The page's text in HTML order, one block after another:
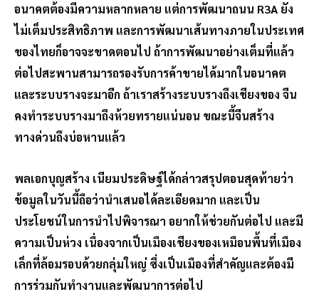
อนาคตต้องมีความหลากหลาย แต่การพัฒนาถนน R3A ยัง
ไม่เต็มประสิทธิภาพ และการพัฒนาเส้นทางภายในประเทศ
ของไทยก็อาจจะขาดตอนไป ถ้าการพัฒนาอย่างเต็มที่แล้ว
ต่อไปสะพานสามารถรองรับการค้าขายได้มากในอนาคต
และระบบรางจะมาอีก ถ้าเราสร้างระบบรางถึงเชียงของ จีน
คงทำระบบรางมาถึงห้วยทรายแน่นอน ขณะนี้จีนสร้าง
ทางด่วนถึงบ่อหานแล้ว
พลเอกบุญสร้าง เนียมประดิษฐ์ได้กล่าวสรุปตอนสุดท้ายว่า
ข้อมูลในวันนี้ถือว่านำเสนอได้ละเอียดมาก และเป็น
ประโยชน์ในการนำไปพิจารณา อยากให้ช่วยกันต่อไป และมี
ความเป็นห่วง เนื่องจากเป็นเมืองเชียงของเหมือนพื้นที่เมือง
เล็กที่ล้อมรอบด้วยกลุ่มใหญ่ ซึ่งเป็นเมืองที่สำคัญและต้องมี
การร่วมกันทำงานและพัฒนาการต่อไป